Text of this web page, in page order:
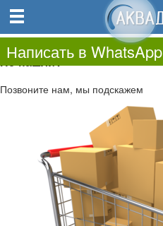
0.00
0
Не нашли?
Позвоните нам, мы подскажем
Написать в WhatsApp